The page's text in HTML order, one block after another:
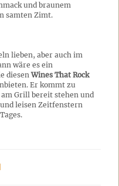
und braunem
samten Zimt.
lieben, aber auch im
wäre es ein
diesenWines That Rock
Er kommt zu
Grill bereit stehen und
leisen Zeitfenstern